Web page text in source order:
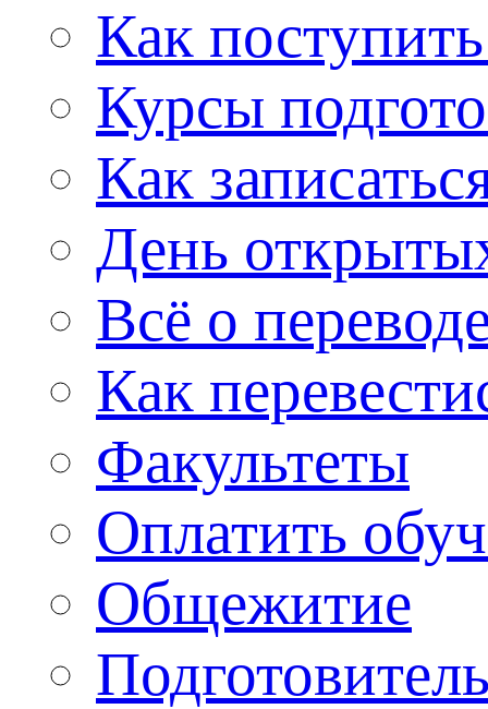
Как
Курсы
Как
День
Всё о
Как
Факультеты
Оплатить
Общежитие